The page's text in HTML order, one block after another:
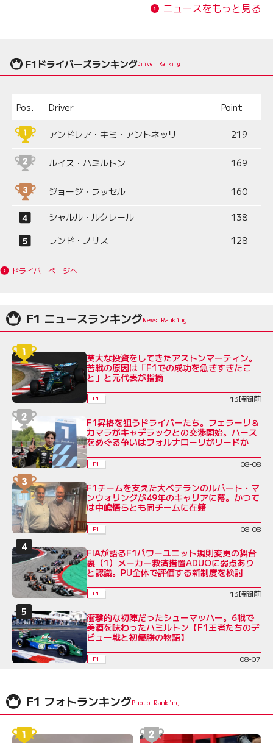
ニュースをもっと見る
F1ドライバーズランキングDriver Ranking
Pos. Driver Point
アンドレア・キミ・アントネッリ 219
ルイス・ハミルトン 169
ジョージ・ラッセル 160
シャルル・ルクレール
138
ランド・ノリス
128
ドライバーページへ
F1 ニュースランキング
莫大な投資をしてきたアストンマーティン。
苦戦の原因は「F1での成功を急ぎすぎたこ
と」と元代表が指摘
F1 13時間前
F1昇格を狙うドライバーたち。フェラーリ＆
カマラがキャデラックとの交渉開始。ハース
をめぐる争いはフォルナローリがリードか
F1 08-08
F1チームを支えた大ベテランのルパート・マ
ンウォリングが49年のキャリアに幕。かつて
は中嶋悟らとも同チームに在籍
F1 08-08
FIAが語るF1パワーユニット規則変更の舞台
裏（1）メーカー救済措置ADUOに弱点あり
と認識。PU全体で評価する新制度を検討
F1 13時間前
衝撃的な初陣だったシューマッハー。6戦で
美酒を味わったハミルトン【F1王者たちのデ
ビュー戦と初優勝の物語】
F1 08-07
F1 フォトランキング